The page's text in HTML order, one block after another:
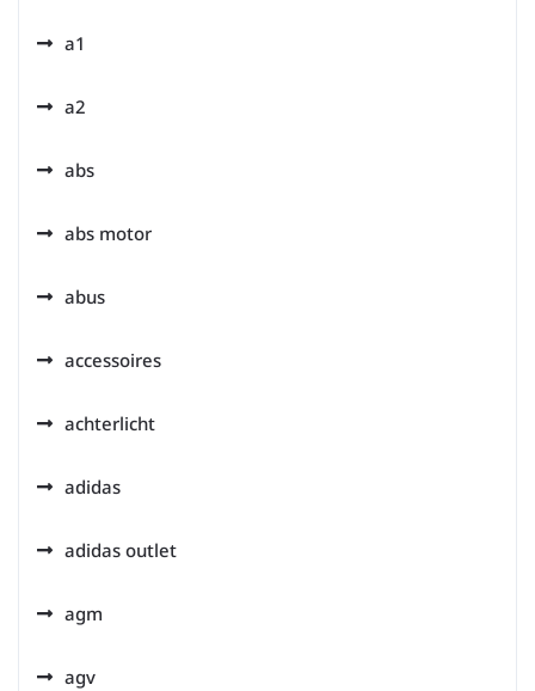
a1
a2
abs
abs motor
abus
accessoires
achterlicht
adidas
adidas outlet
agm
agv